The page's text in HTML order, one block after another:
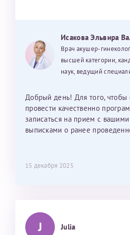
Исакова Эльвира
Врач акушер-
высшей категории,
наук, ведущий
Добрый день! Для того, чтобы
провести качественно
записаться на прием с
выписками о ранее
15 декабря 2025
J Julia